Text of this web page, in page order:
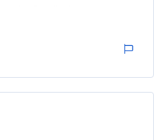
F&B ist
Für 2020 sind
Monate dauernte
.